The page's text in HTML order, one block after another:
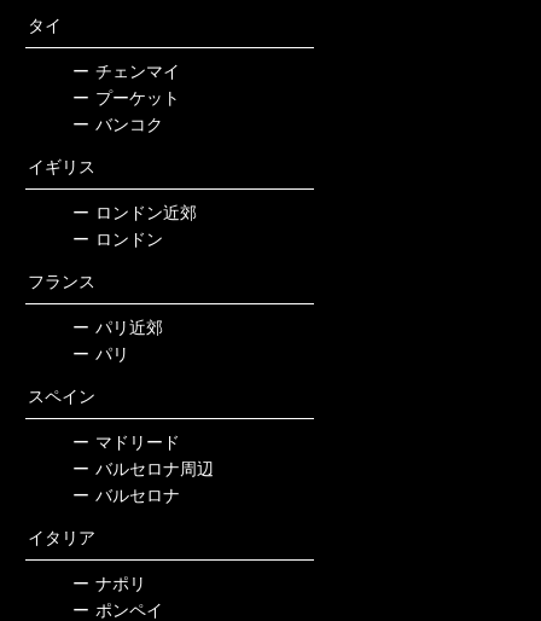
タイ
ー チェンマイ
ー プーケット
ー バンコク
イギリス
ー ロンドン近郊
ー ロンドン
フランス
ー パリ近郊
ー パリ
スペイン
ー マドリード
ー バルセロナ周辺
ー バルセロナ
イタリア
ー ナポリ
ー ポンペイ